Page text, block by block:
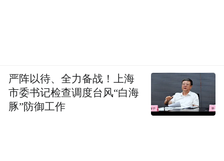
严阵以待、全力备战！上海
市委书记检查调度台风“白海
豚”防御工作